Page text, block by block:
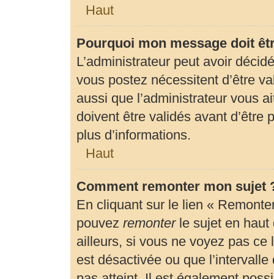
Haut
Pourquoi mon message doit
L’administrateur peut avoir
vous postez nécessitent d’être
aussi que l’administrateur vous
doivent être validés avant d’être
plus d’informations.
Haut
Comment remonter mon sujet
En cliquant sur le lien «
pouvez remonterle sujet en haut
ailleurs, si vous ne voyez pas
est désactivée ou que